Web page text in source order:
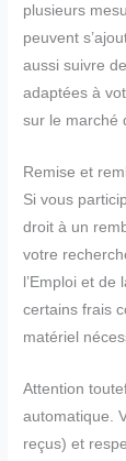
plusieurs
peuvent
aussi suivre
adaptées à
sur le marché
Remise et
Si vous
droit à un
votre
l’Emploi et
certains frais
matériel
Attention
automatique.
reçus) et